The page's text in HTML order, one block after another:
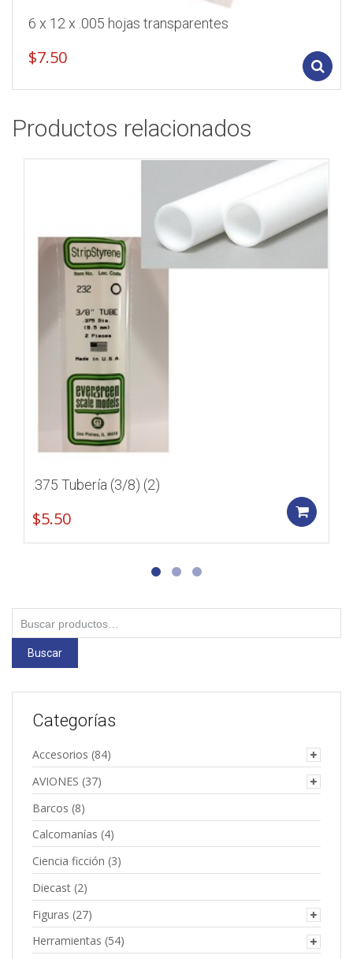
6 x 12 x .005 hojas transparentes
$7.50
Productos relacionados
.375 Tubería (3/8) (2)
$5.50
por:
Buscar
Categorías
Accesorios (84)
AVIONES (37)
Barcos (8)
Calcomanías (4)
Ciencia ficción (3)
Diecast (2)
Figuras (27)
Herramientas (54)